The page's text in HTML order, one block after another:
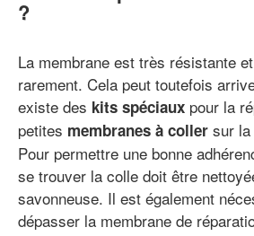
?
La membrane est très résistante
rarement. Cela peut toutefois
existe des kits spéciaux pour la
petites membranes à coller sur
Pour permettre une bonne
se trouver la colle doit être
savonneuse. Il est également
dépasser la membrane de